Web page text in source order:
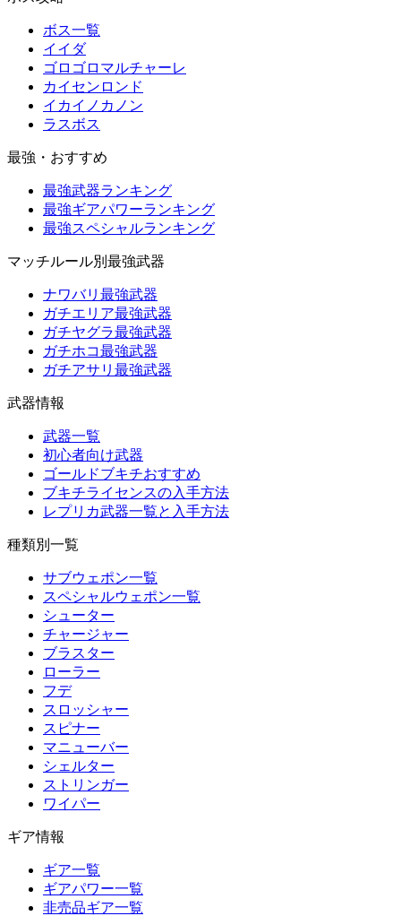
ボス一覧
イイダ
ゴロゴロマルチャーレ
カイセンロンド
イカイノカノン
ラスボス
最強・おすすめ
最強武器ランキング
最強ギアパワーランキング
最強スペシャルランキング
マッチルール別最強武器
ナワバリ最強武器
ガチエリア最強武器
ガチヤグラ最強武器
ガチホコ最強武器
ガチアサリ最強武器
武器情報
武器一覧
初心者向け武器
ゴールドブキチおすすめ
ブキチライセンスの入手方法
レプリカ武器一覧と入手方法
種類別一覧
サブウェポン一覧
スペシャルウェポン一覧
シューター
チャージャー
ブラスター
ローラー
フデ
スロッシャー
スピナー
マニューバー
シェルター
ストリンガー
ワイパー
ギア情報
ギア一覧
ギアパワー一覧
非売品ギア一覧